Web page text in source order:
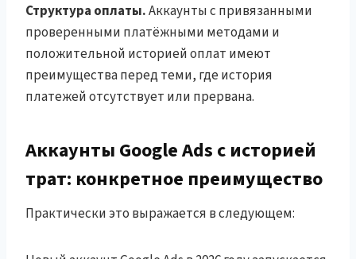
Структура оплаты.Аккаунты с привязанными
проверенными платёжными методами и
положительной историей оплат имеют
преимущества перед теми, где история
платежей отсутствует или прервана.
Аккаунты Google Ads с историей
трат: конкретное преимущество
Практически это выражается в следующем: